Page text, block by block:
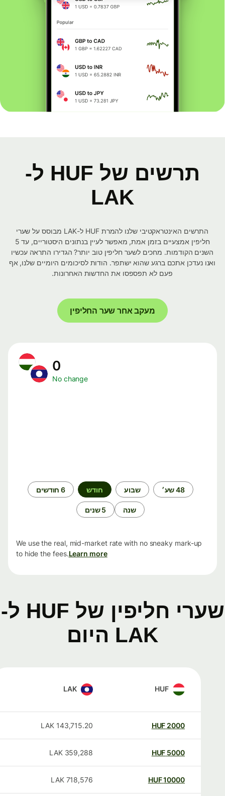
תרשים של HUF ל-
LAK
התרשים האינטראקטיבי שלנו להמרת HUF ל-LAK מבוסס על שערי
חליפין אמצעיים בזמן אמת, מאפשר לעיין בנתונים היסטוריים, עד 5
השנים הקודמות. מחכים לשער חליפין טוב יותר? הגדירו התראה עכשיו
ואנו נעדכן אתכם ברגע שהוא ישתפר. הודות לסיכומים היומיים שלנו, אף
פעם לא תפספסו את החדשות האחרונות.
מעקב אחר שער החליפין
No change
48 שע׳ שבוע חודש 6 חודשים
שנה 5 שנים
We use the real, mid-market rate with no sneaky mark-up
to hide the fees.Learn more
שערי חליפין של HUF ל-
LAK היום
HUF
LAK
2000
HUF
143,715.20
LAK
5000
HUF
359,288
LAK
10000
HUF
718,576
LAK